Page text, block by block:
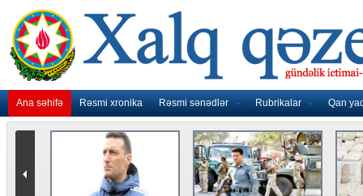
Ana səhifə Rəsmi xronika Rəsmi sənədlər Rubrikalar Qan